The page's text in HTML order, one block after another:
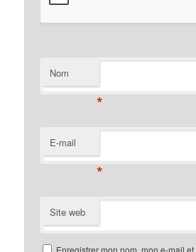
Nom
*
E-mail
*
Site web
Enregistrer mon nom, mon e-mail